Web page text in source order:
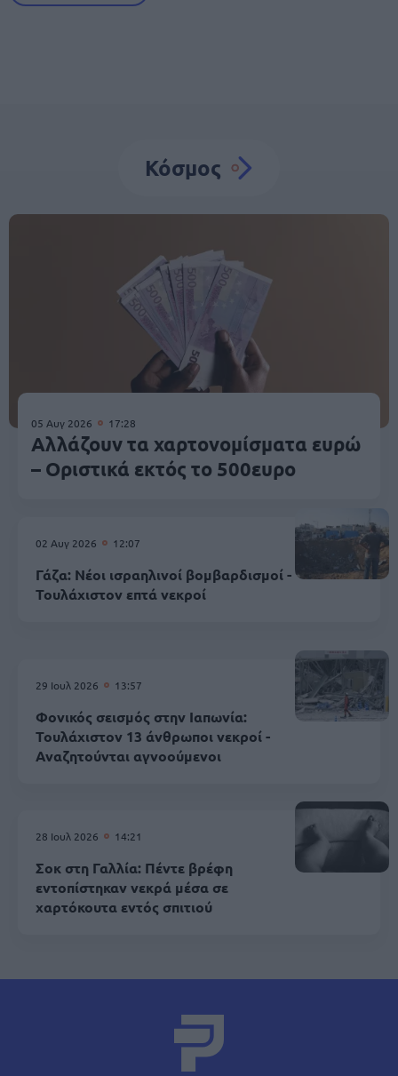
Κόσμος
05 Αυγ 2026 17:28
Αλλάζουν τα χαρτονομίσματα ευρώ
– Οριστικά εκτός το 500ευρο
02 Αυγ 2026 12:07
Γάζα: Νέοι ισραηλινοί βομβαρδισμοί -
Τουλάχιστον επτά νεκροί
29 Ιουλ 2026 13:57
Φονικός σεισμός στην Ιαπωνία:
Τουλάχιστον 13 άνθρωποι νεκροί -
Αναζητούνται αγνοούμενοι
28 Ιουλ 2026 14:21
Σοκ στη Γαλλία: Πέντε βρέφη
εντοπίστηκαν νεκρά μέσα σε
χαρτόκουτα εντός σπιτιού